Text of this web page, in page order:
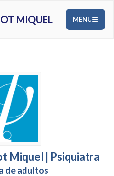
MIQUEL MENU
Miquel | Psiquiatra
de adultos